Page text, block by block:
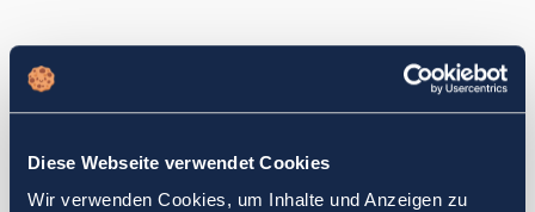
Diese Webseite verwendet Cookies
Wir verwenden Cookies, um Inhalte und Anzeigen zu